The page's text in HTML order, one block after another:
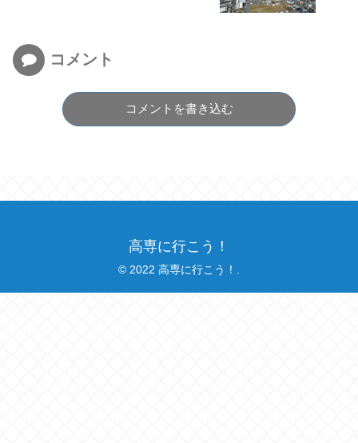
コメント
コメントを書き込む
高専に行こう！
© 2022 高専に行こう！.